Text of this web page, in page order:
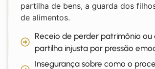
partilha de bens, a guarda dos
de alimentos.
Receio de perder patrimônio
partilha injusta por pressão
Insegurança sobre como o